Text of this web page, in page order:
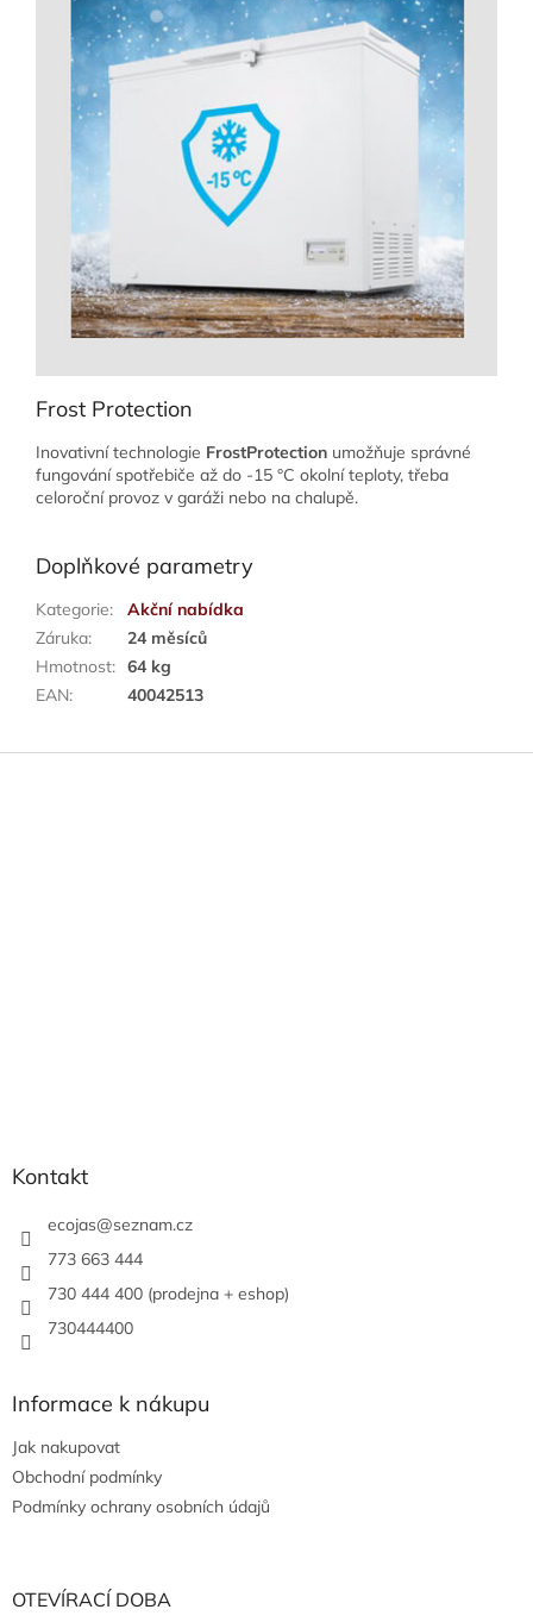
Frost Protection
Inovativní technologie FrostProtection umožňuje správné
fungování spotřebiče až do -15 °C okolní teploty, třeba
celoroční provoz v garáži nebo na chalupě.
Doplňkové parametry
Kategorie:
Akční nabídka
Záruka:
24 měsíců
Hmotnost: 64 kg
EAN: 40042513
Kontakt
ecojas@seznam.cz
773 663 444
730 444 400 (prodejna + eshop)
730444400
Informace k nákupu
Jak nakupovat
Obchodní podmínky
Podmínky ochrany osobních údajů
OTEVÍRACÍ DOBA